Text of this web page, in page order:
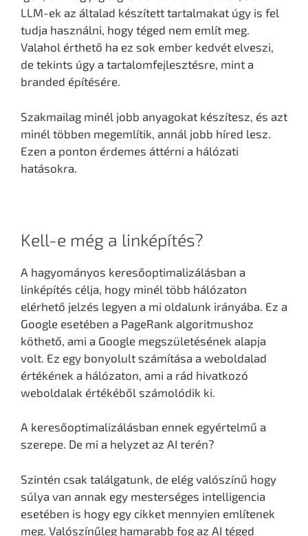
LLM-ek az általad készített tartalmakat úgy is fel
tudja használni, hogy téged nem említ meg.
Valahol érthető ha ez sok ember kedvét elveszi,
de tekints úgy a tartalomfejlesztésre, mint a
branded építésére.
Szakmailag minél jobb anyagokat készítesz, és azt
minél többen megemlítik, annál jobb híred lesz.
Ezen a ponton érdemes áttérni a hálózati
hatásokra.
Kell-e még a linképítés?
A hagyományos keresőoptimalizálásban a
linképítés célja, hogy minél több hálózaton
elérhető jelzés legyen a mi oldalunk irányába. Ez a
Google esetében a PageRank algoritmushoz
köthető, ami a Google megszületésének alapja
volt. Ez egy bonyolult számítása a weboldalad
értékének a hálózaton, ami a rád hivatkozó
weboldalak értékéből számolódik ki.
A keresőoptimalizálásban ennek egyértelmű a
szerepe. De mi a helyzet az AI terén?
Szintén csak találgatunk, de elég valószínű hogy
súlya van annak egy mesterséges intelligencia
esetében is hogy egy cikket mennyien említenek
meg. Valószínűleg hamarabb fog az AI téged